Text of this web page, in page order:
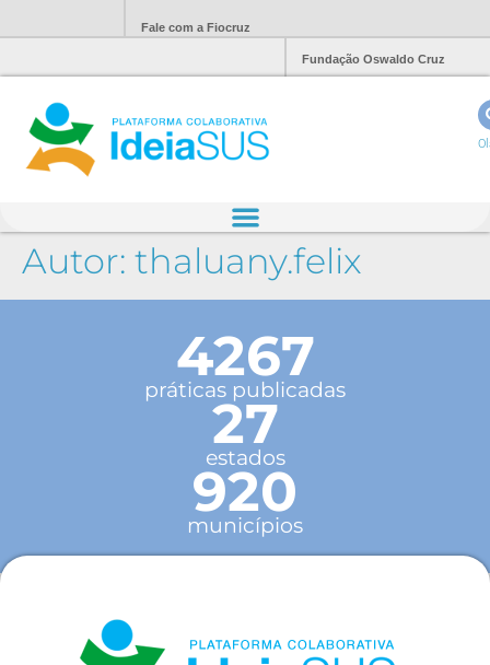
Fale com a Fiocruz
Fundação Oswaldo Cruz
Autor: thaluany.felix
4267
práticas publicadas
27
estados
920
municípios